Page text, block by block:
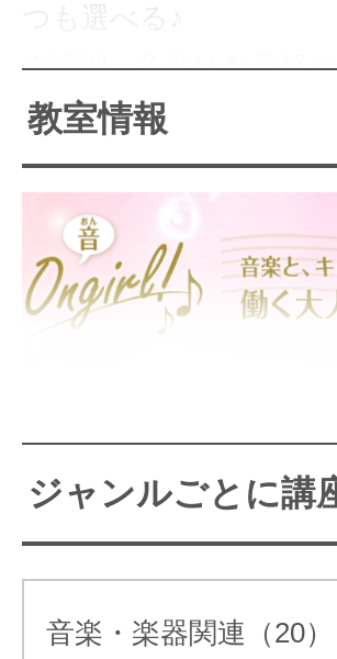
つも選べる♪
※詳細、条件はお気軽
立川駅 徒歩4分の立地
ヴォーカルを始め、ピ
ど人気の楽器から三味
ずは無料の体験レッス
教室情報
教室♪
気軽に音楽を楽し
ジャンルごとに講
音楽・楽器関連（20）